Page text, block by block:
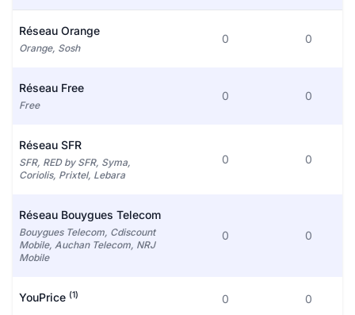
Réseau Orange
Orange, Sosh
0 0
Réseau Free
Free
0 0
Réseau SFR
SFR, RED by SFR, Syma,
Coriolis, Prixtel, Lebara
0 0
Réseau Bouygues Telecom
Bouygues Telecom, Cdiscount
Mobile, Auchan Telecom, NRJ
Mobile
0 0
YouPrice (1) 0 0